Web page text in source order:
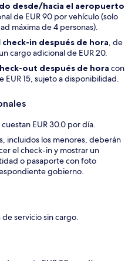
desde/hacia el aeropuerto
de EUR 90 por vehículo (solo
máxima de 4 personas).
check-in después de hora, de
cargo adicional de EUR 20.
out después de hora con
EUR 15, sujeto a disponibilidad.
EUR 30.0 por día.
incluidos los menores, deberán
el check-in y mostrar un
o pasaporte con foto
gobierno.
servicio sin cargo.